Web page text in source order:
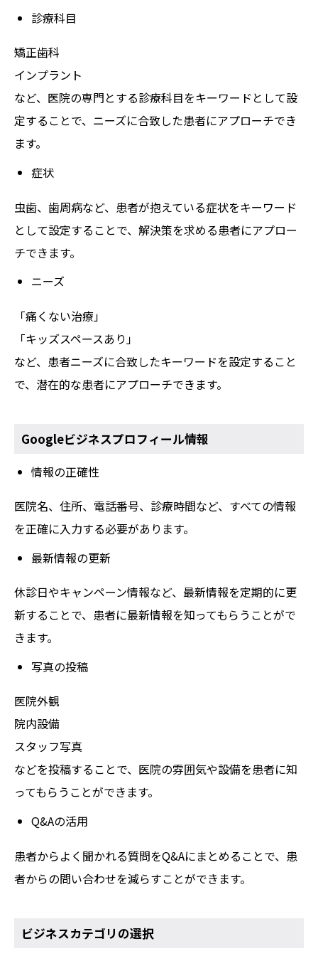
診療科目
矯正歯科
インプラント
など、医院の専門とする診療科目をキーワードとして設
定することで、ニーズに合致した患者にアプローチでき
ます。
症状
虫歯、歯周病など、患者が抱えている症状をキーワード
として設定することで、解決策を求める患者にアプロー
チできます。
ニーズ
「痛くない治療」
「キッズスペースあり」
など、患者ニーズに合致したキーワードを設定すること
で、潜在的な患者にアプローチできます。
Googleビジネスプロフィール情報
情報の正確性
医院名、住所、電話番号、診療時間など、すべての情報
を正確に入力する必要があります。
最新情報の更新
休診日やキャンペーン情報など、最新情報を定期的に更
新することで、患者に最新情報を知ってもらうことがで
きます。
写真の投稿
医院外観
院内設備
スタッフ写真
などを投稿することで、医院の雰囲気や設備を患者に知
ってもらうことができます。
Q&Aの活用
患者からよく聞かれる質問をQ&Aにまとめることで、患
者からの問い合わせを減らすことができます。
ビジネスカテゴリの選択